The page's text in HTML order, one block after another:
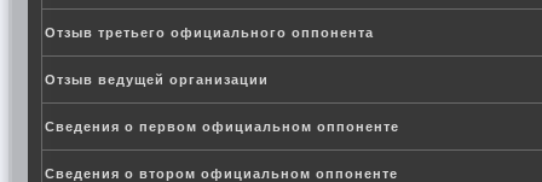
Отзыв третьего официального оппонента
Отзыв ведущей организации
Сведения о первом официальном оппоненте
Сведения о втором официальном оппоненте